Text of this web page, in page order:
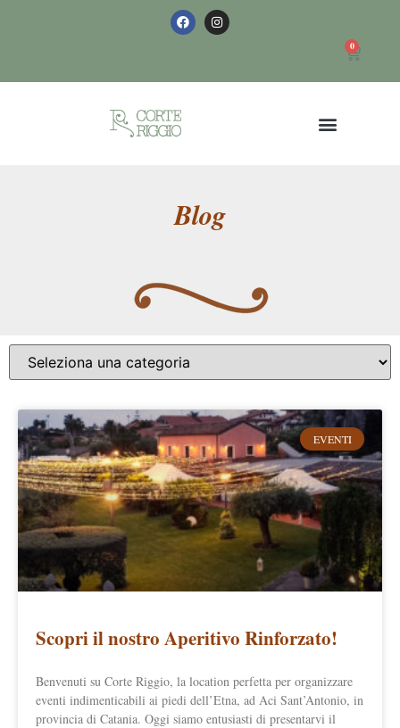
0
Blog
EVENTI
Scopri il nostro Aperitivo Rinforzato!
Benvenuti su Corte Riggio, la location perfetta per organizzare
eventi indimenticabili ai piedi dell’Etna, ad Aci Sant’Antonio, in
provincia di Catania. Oggi siamo entusiasti di presentarvi il